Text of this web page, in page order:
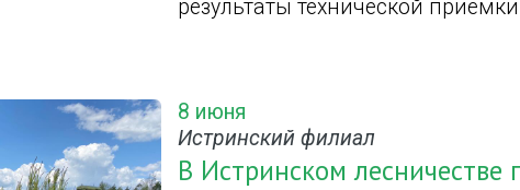
результаты технической
8 июня
Истринский филиал
В Истринском